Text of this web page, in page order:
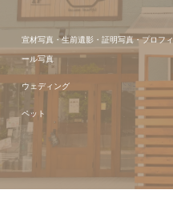
宣材写真・生前遺影・証明写真・プロフィ
ール写真
ウェディング
ペット